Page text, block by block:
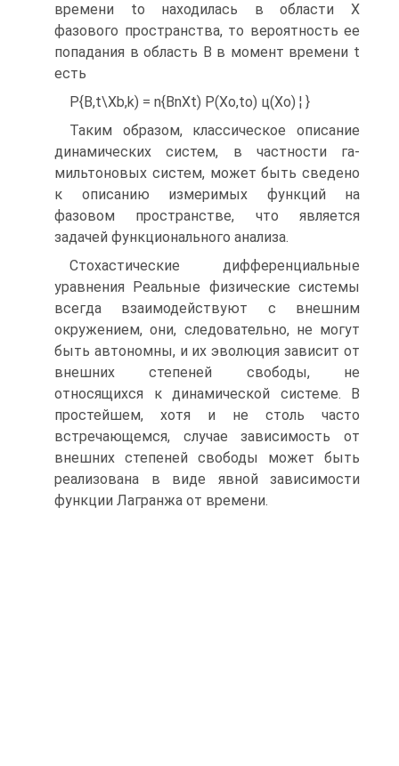
времени to находилась в области X
фазового пространства, то вероятность ее
попадания в область В в момент времени t
есть
P{B,t\Xb,k) = n{BnXt) P(Xo,to) ц(Хо) ¦ }
Таким образом, классическое описание
динамических систем, в частности га-
мильтоновых систем, может быть сведено
к описанию измеримых функций на
фазовом пространстве, что является
задачей функционального анализа.
Стохастические дифференциальные
уравнения Реальные физические системы
всегда взаимодействуют с внешним
окружением, они, следовательно, не могут
быть автономны, и их эволюция зависит от
внешних степеней свободы, не
относящихся к динамической системе. В
простейшем, хотя и не столь часто
встречающемся, случае зависимость от
внешних степеней свободы может быть
реализована в виде явной зависимости
функции Лагранжа от времени.